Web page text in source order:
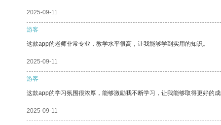
2025-09-11
游客
这款app的老师非常专业，教学水平很高，让我能够学到实用的知识。
2025-09-11
游客
这款app的学习氛围很浓厚，能够激励我不断学习，让我能够取得更好的
2025-09-11